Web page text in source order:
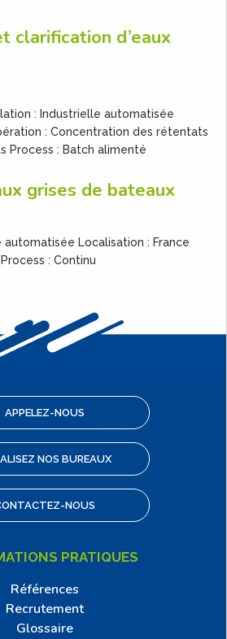
clarification d’eaux
: Industrielle automatisée
: Concentration des rétentats
Process : Batch alimenté
grises de bateaux
automatisée Localisation : France
: Continu
APPELEZ-NOUS
NOS BUREAUX
NOUS
PRATIQUES
Références
Recrutement
Glossaire